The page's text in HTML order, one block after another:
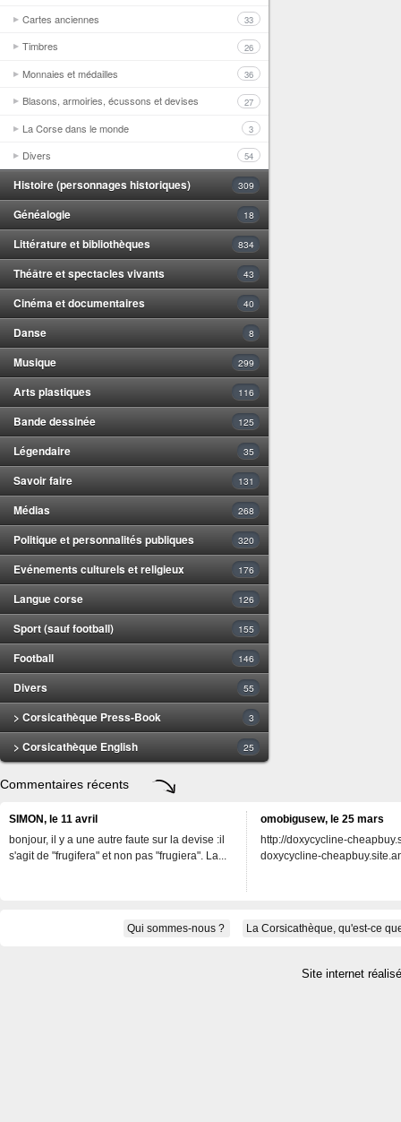
Cartes anciennes 33
Timbres 26
Monnaies et médailles 36
Blasons, armoiries, écussons et devises 27
La Corse dans le monde 3
Divers 54
Histoire (personnages historiques) 309
Généalogie 18
Littérature et bibliothèques 834
Théâtre et spectacles vivants 43
Cinéma et documentaires 40
Danse 8
Musique 299
Arts plastiques 116
Bande dessinée 125
Légendaire 35
Savoir faire 131
Médias 268
Politique et personnalités publiques 320
Evénements culturels et religieux 176
Langue corse 126
Sport (sauf football) 155
Football 146
Divers 55
> Corsicathèque Press-Book 3
> Corsicathèque English 25
Commentaires récents
SIMON, le 11 avril
bonjour, il y a une autre faute sur la devise :il
s'agit de "frugifera" et non pas "frugiera". La...
omobigusew, le 25 mars
http://doxycycline-
doxycycline-
Qui sommes-nous ? La Corsicathèque, qu'est-ce
Site internet